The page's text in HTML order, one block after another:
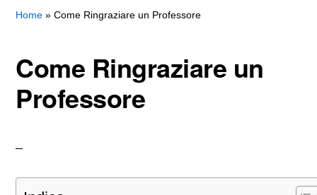
e
Home »Come Ringraziare un Professore
Come Ringraziare un
Professore